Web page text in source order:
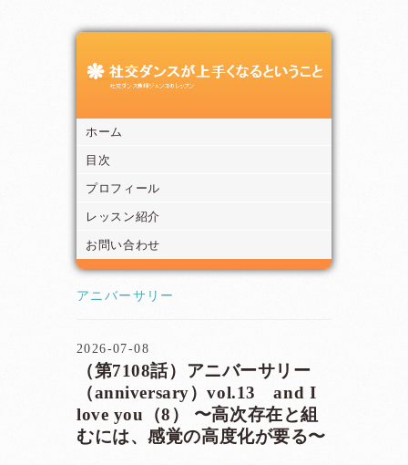
ホーム
目次
プロフィール
レッスン紹介
お問い合わせ
アニバーサリー
2026-07-08
（第7108話）アニバーサリー
（anniversary）vol.13 and I
love you（8） 〜高次存在と組
むには、感覚の高度化が要る〜